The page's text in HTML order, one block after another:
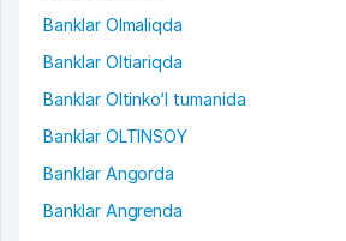
Banklar Olmaliqda
Banklar Oltiariqda
Banklar Oltinko‘l tumanida
Banklar OLTINSOY
Banklar Angorda
Banklar Angrenda